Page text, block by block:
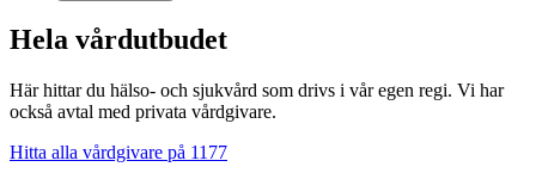
Hela vårdutbudet
Här hittar du hälso- och sjukvård som drivs i vår egen regi. Vi har
också avtal med privata vårdgivare.
Hitta alla vårdgivare på 1177